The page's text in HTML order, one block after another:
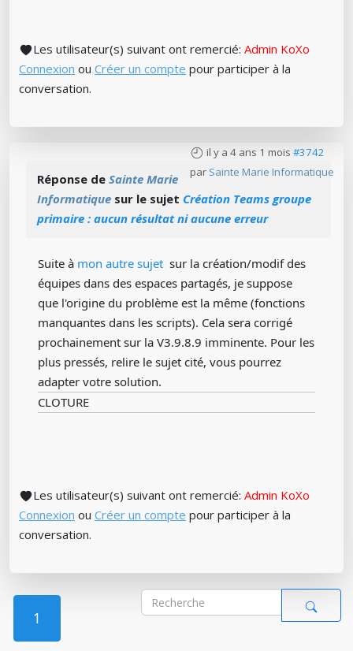
Les utilisateur(s) suivant ont remercié: Admin KoXo
Connexion ou Créer un compte pour participer à la
conversation.
il y a 4 ans 1 mois #3742
par Sainte Marie Informatique
Réponse de Sainte Marie
Informatique sur le sujet Création Teams groupe
primaire : aucun résultat ni aucune erreur
Suite à mon autre sujet sur la création/modif des
équipes dans des espaces partagés, je suppose
que l'origine du problème est la même (fonctions
manquantes dans les scripts). Cela sera corrigé
prochainement sur la V3.9.8.9 imminente. Pour les
plus pressés, relire le sujet cité, vous pourrez
adapter votre solution.
CLOTURE
Les utilisateur(s) suivant ont remercié: Admin KoXo
Connexion ou Créer un compte pour participer à la
conversation.
1